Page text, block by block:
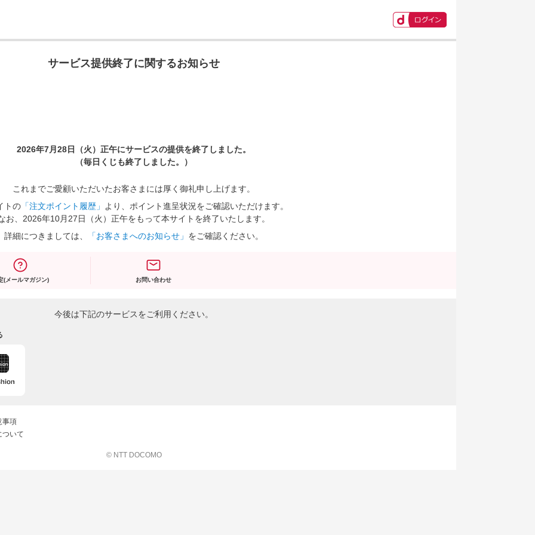
サービス提供終了に関するお知らせ
2026年7月28日（火）正午にサービスの提供を終了しました。
（毎日くじも終了しました。）
これまでご愛顧いただいたお客さまには厚く御礼申し上げます。
トの 「注文ポイント履歴」
より、ポイント進呈状況をご確認いただけます。
お、2026年10月27日（火）正午をもって本サイトを終了いたします。
詳細につきましては、
「お客さまへのお知らせ」 をご確認ください。
(メールマガジン) お問い合わせ
今後は下記のサービスをご利用ください。
事項
ついて
© NTT DOCOMO